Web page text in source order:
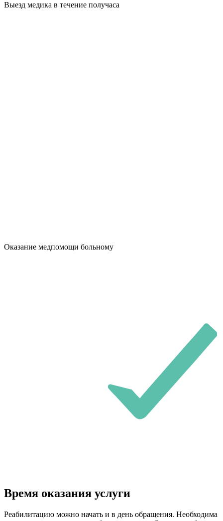
Выезд медика в течение получаса
Оказание медпомощи больному
Время оказания услуги
Реабилитацию можно начать и в день обращения. Необходима